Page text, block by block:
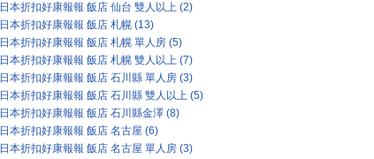
日本折扣好康報報 飯店 仙台 雙人以上 (2)
日本折扣好康報報 飯店 札幌 (13)
日本折扣好康報報 飯店 札幌 單人房 (5)
日本折扣好康報報 飯店 札幌 雙人以上 (7)
日本折扣好康報報 飯店 石川縣 單人房 (3)
日本折扣好康報報 飯店 石川縣 雙人以上 (5)
日本折扣好康報報 飯店 石川縣金澤 (8)
日本折扣好康報報 飯店 名古屋 (6)
日本折扣好康報報 飯店 名古屋 單人房 (3)